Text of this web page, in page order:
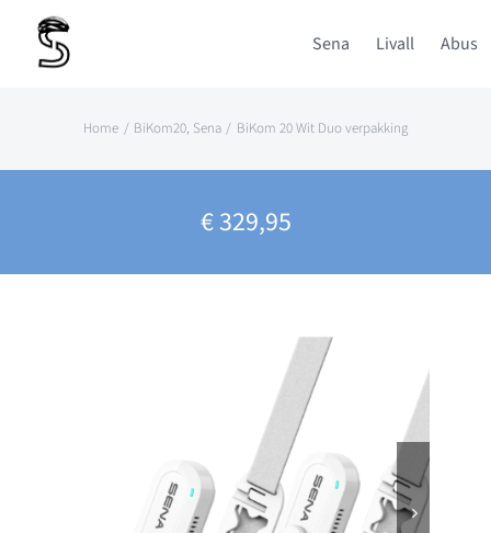
naar
Sena Livall Abus
Home BiKom20 Sena BiKom 20 Wit Duo verpakking
€329,95